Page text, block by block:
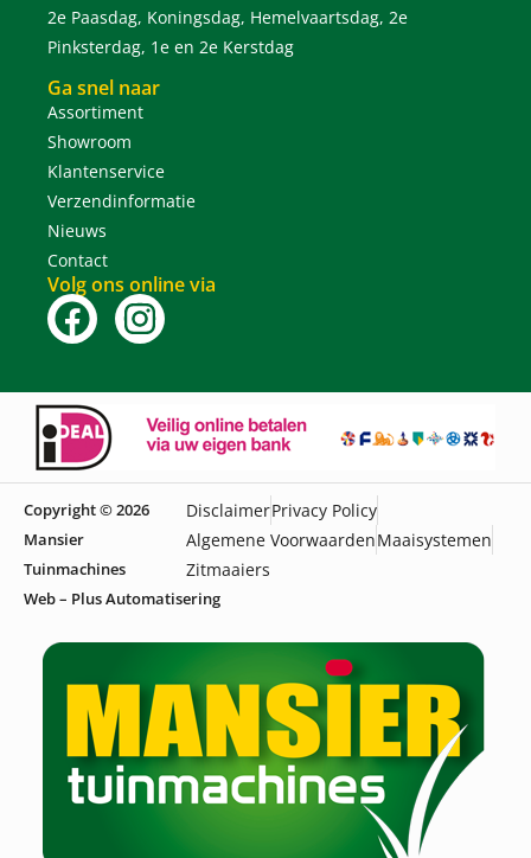
2e Paasdag, Koningsdag, Hemelvaartsdag, 2e
Pinksterdag, 1e en 2e Kerstdag
Ga snel naar
Assortiment
Showroom
Klantenservice
Verzendinformatie
Nieuws
Contact
Volg ons online via
Copyright © 2026
Mansier
Tuinmachines
DisclaimerPrivacy Policy
Algemene VoorwaardenMaaisystemen
Zitmaaiers
Web – Plus Automatisering